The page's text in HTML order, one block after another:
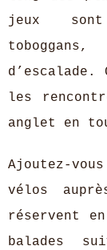
jeux sont
d’escalade.
les
anglet en
Ajoutez-
vélos
réservent
balades